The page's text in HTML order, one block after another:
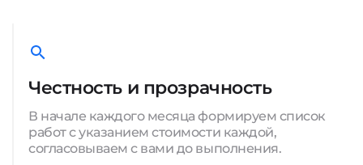
Честность и прозрачность
В начале каждого месяца формируем список
работ с указанием стоимости каждой,
согласовываем с вами до выполнения.